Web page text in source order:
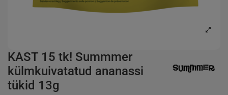
KAST 15 tk! Summmer
külmkuivatatud ananassi
tükid 13g